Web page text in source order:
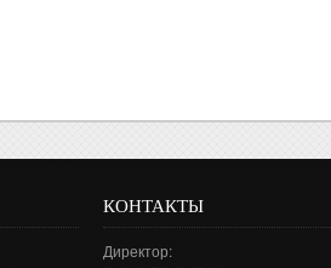
КОНТАКТЫ
Директор: